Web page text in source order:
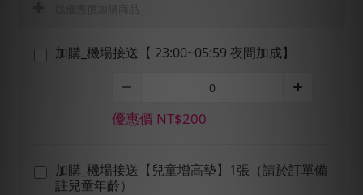
加購_機場接送【 23:00~05:59 夜間加成】
優惠價 NT$200
加購_機場接送【兒童增高墊】1張（請於訂單備
註兒童年齡）